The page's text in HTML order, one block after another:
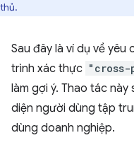
thủ.
Sau đây là ví dụ về
trình xác thực "cross-
làm gợi ý. Thao tác này
diện người dùng tập
dùng doanh nghiệp.